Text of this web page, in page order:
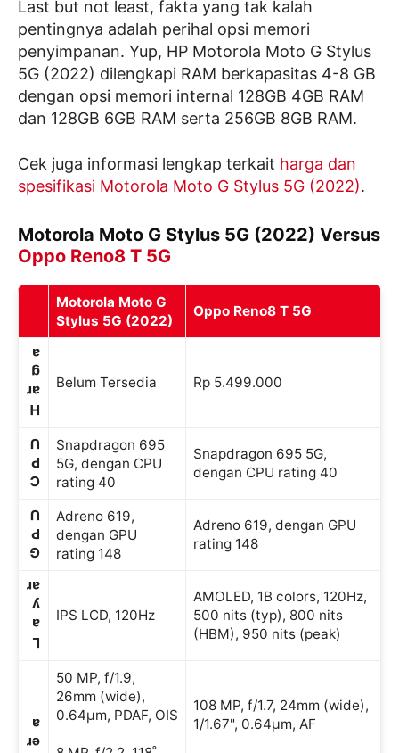
Last but not least, fakta yang tak kalah
pentingnya adalah perihal opsi memori
penyimpanan. Yup, HP Motorola Moto G Stylus
5G (2022) dilengkapi RAM berkapasitas 4-8 GB
dengan opsi memori internal 128GB 4GB RAM
dan 128GB 6GB RAM serta 256GB 8GB RAM.
Cek juga informasi lengkap terkait harga dan
spesifikasi Motorola Moto G Stylus 5G (2022).
Motorola Moto G Stylus 5G (2022) Versus
Oppo Reno8 T 5G
Motorola Moto G
Stylus 5G (2022)
Oppo Reno8 T 5G
H
ar
g
a
Belum Tersedia
Rp 5.499.000
C
P
U
Snapdragon 695
5G, dengan CPU
rating 40
Snapdragon 695 5G,
dengan CPU rating 40
G
P
U
Adreno 619,
dengan GPU
rating 148
Adreno 619, dengan GPU
rating 148
L
a
y
ar
IPS LCD, 120Hz
AMOLED, 1B colors, 120Hz,
500 nits (typ), 800 nits
(HBM), 950 nits (peak)
er
a
50 MP, f/1.9,
26mm (wide),
0.64µm, PDAF, OIS
108 MP, f/1.7, 24mm (wide),
1/1.67", 0.64µm, AF